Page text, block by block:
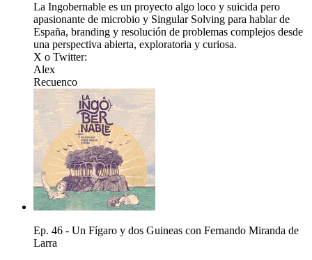
La Ingobernable es un proyecto algo loco y suicida pero
apasionante de ⁠⁠⁠⁠⁠⁠⁠⁠microbio⁠⁠⁠⁠⁠⁠⁠⁠ y ⁠⁠⁠⁠⁠⁠⁠⁠Singular Solving⁠⁠⁠⁠⁠⁠⁠⁠ para hablar de
España, branding y resolución de problemas complejos desde
una perspectiva abierta, exploratoria y curiosa.
X o Twitter:
⁠⁠⁠⁠⁠⁠⁠⁠Alex⁠⁠⁠⁠⁠⁠⁠⁠
⁠⁠⁠⁠⁠⁠⁠⁠Recuenco⁠⁠
Ep. 46 - Un Fígaro y dos Guineas con Fernando Miranda de
Larra